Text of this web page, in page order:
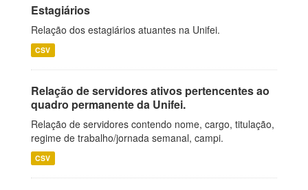
Estagiários
Relação dos estagiários atuantes na Unifei.
CSV
Relação de servidores ativos pertencentes ao
quadro permanente da Unifei.
Relação de servidores contendo nome, cargo, titulação,
regime de trabalho/jornada semanal, campi.
CSV